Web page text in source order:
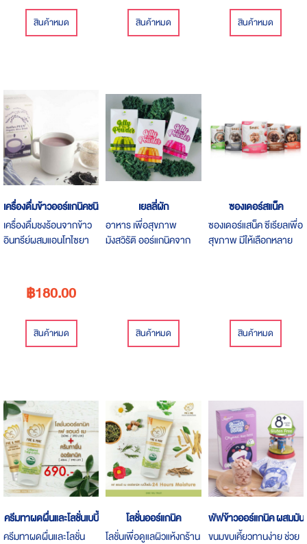
อาหารคาว หวาน ผสม
เครื่องดื่มเพื่อสุขภาพที่ดี
สินค้าหมด สินค้าหมด สินค้าหมด
เครื่องดื่มข้าวออร์แกนิคชนิดผง
เครื่องดื่มชงร้อนจากข้าว
อินทรีย์ผสมแอนโทไซยา
ออร์แกนิค 100%
฿180.00
สินค้าหมด
เยลลี่ผัก
อาหาร​ เพื่อสุขภาพ​
มังสวิรัติ ออร์แกนิค​จาก​ ​
หวานผู้ป่วยเบาหวานทาน
ได้เด็กทานฟันไม่ผุคุมน้ำ
หนักทานแล้วไม่อ้วนl
สินค้าหมด
ซองเดอร์สแน็ค
ซองเดอร์แสน็ค ซีเรียลเพื่อ
สุขภาพ มีให้เลือกหลาย
สินค้าหมด
ครีมทาผดผื่นและโลชั่นเบบี้
ครีมทาผดผื่นและโลชั่น
โลชั่นออร์แกนิค
โลชั่นเพื่อดูแลผิวแห้งกร้าน
พัฟข้าวออร์แกนิค ผสมมัน
ขนมขบเคี้ยวทานง่าย ช่วย